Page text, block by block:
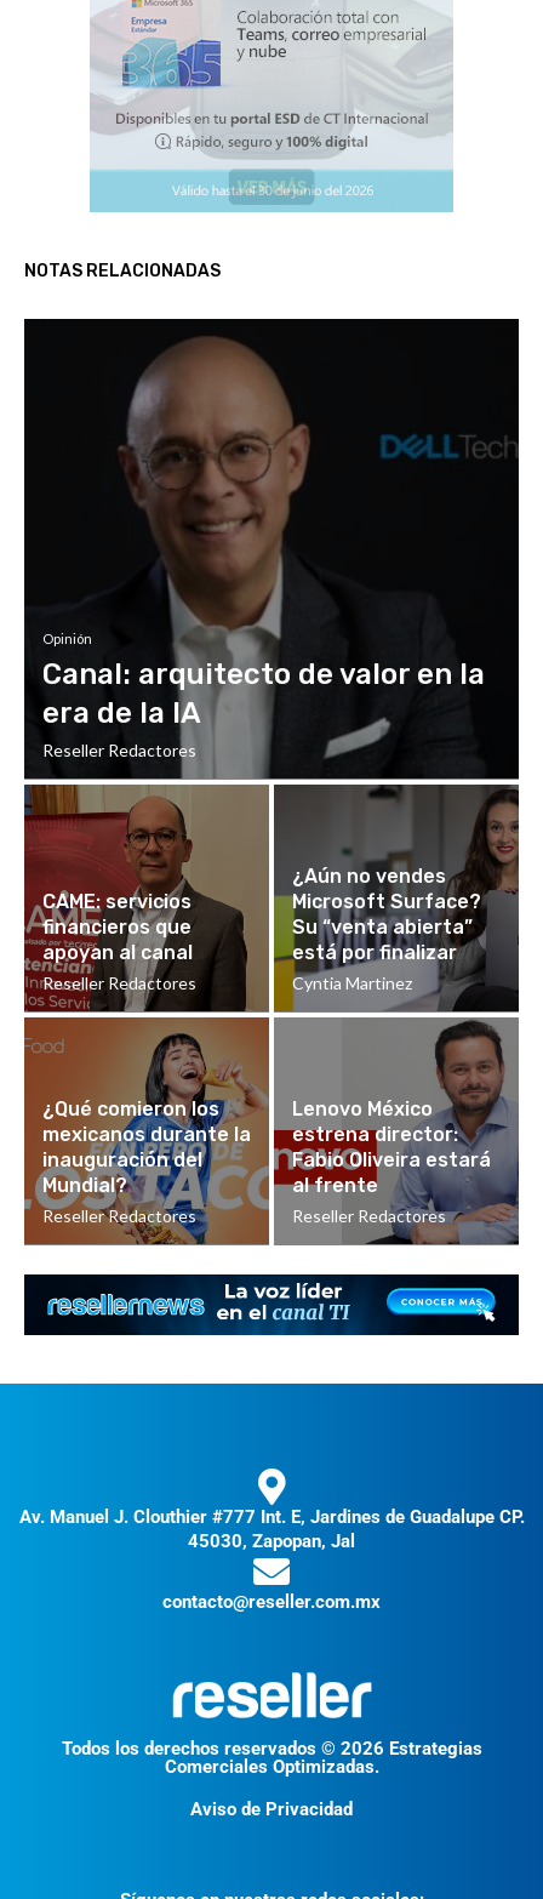
NOTAS RELACIONADAS
Opinión
Canal: arquitecto de valor en la
era de la IA
Reseller Redactores
CAME: servicios
financieros que
apoyan al canal
Reseller Redactores
¿Aún no vendes
Microsoft Surface?
Su “venta abierta”
está por finalizar
Cyntia Martinez
¿Qué comieron los
mexicanos durante la
inauguración del
Mundial?
Reseller Redactores
Lenovo México
estrena director:
Fabio Oliveira estará
al frente
Reseller Redactores
Av. Manuel J. Clouthier #777 Int. E, Jardines de Guadalupe CP.
45030, Zapopan, Jal
contacto@reseller.com.mx
Todos los derechos reservados © 2026 Estrategias
Comerciales Optimizadas.
Aviso de Privacidad